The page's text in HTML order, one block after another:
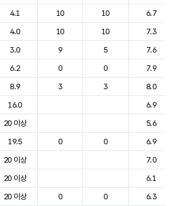
4.1 10 10
6.7
4.0 10 10
7.3
3.0 9 5
7.6
6.2 0 0
7.9
8.9 3 3
8.0
16.0
6.9
20 이상
5.6
19.5 0 0
6.9
20 이상
7.0
20 이상
6.1
20 이상 0 0
6.3